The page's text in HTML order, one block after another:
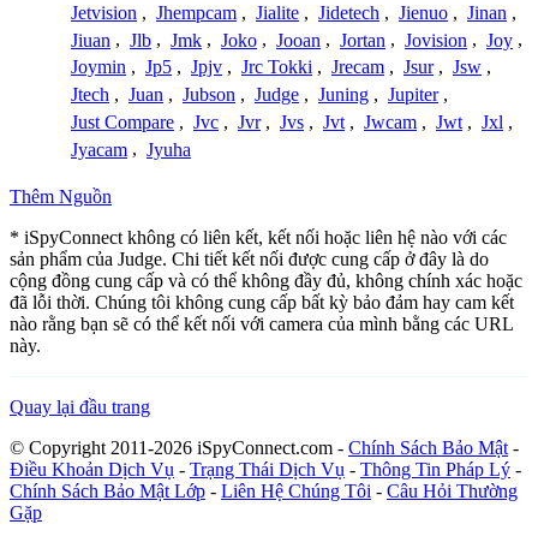
Jetvision , Jhempcam , Jialite , Jidetech , Jienuo , Jinan ,
Jiuan , Jlb , Jmk , Joko , Jooan , Jortan , Jovision , Joy ,
Joymin , Jp5 , Jpjv , Jrc Tokki , Jrecam , Jsur , Jsw ,
Jtech , Juan , Jubson , Judge , Juning , Jupiter ,
Just Compare , Jvc , Jvr , Jvs , Jvt , Jwcam , Jwt , Jxl ,
Jyacam , Jyuha
Thêm Nguồn
* iSpyConnect không có liên kết, kết nối hoặc liên hệ nào với các
sản phẩm của Judge. Chi tiết kết nối được cung cấp ở đây là do
cộng đồng cung cấp và có thể không đầy đủ, không chính xác hoặc
đã lỗi thời. Chúng tôi không cung cấp bất kỳ bảo đảm hay cam kết
nào rằng bạn sẽ có thể kết nối với camera của mình bằng các URL
này.
Quay lại đầu trang
© Copyright 2011-2026 iSpyConnect.com - Chính Sách Bảo Mật -
Điều Khoản Dịch Vụ - Trạng Thái Dịch Vụ - Thông Tin Pháp Lý -
Chính Sách Bảo Mật Lớp - Liên Hệ Chúng Tôi - Câu Hỏi Thường
Gặp